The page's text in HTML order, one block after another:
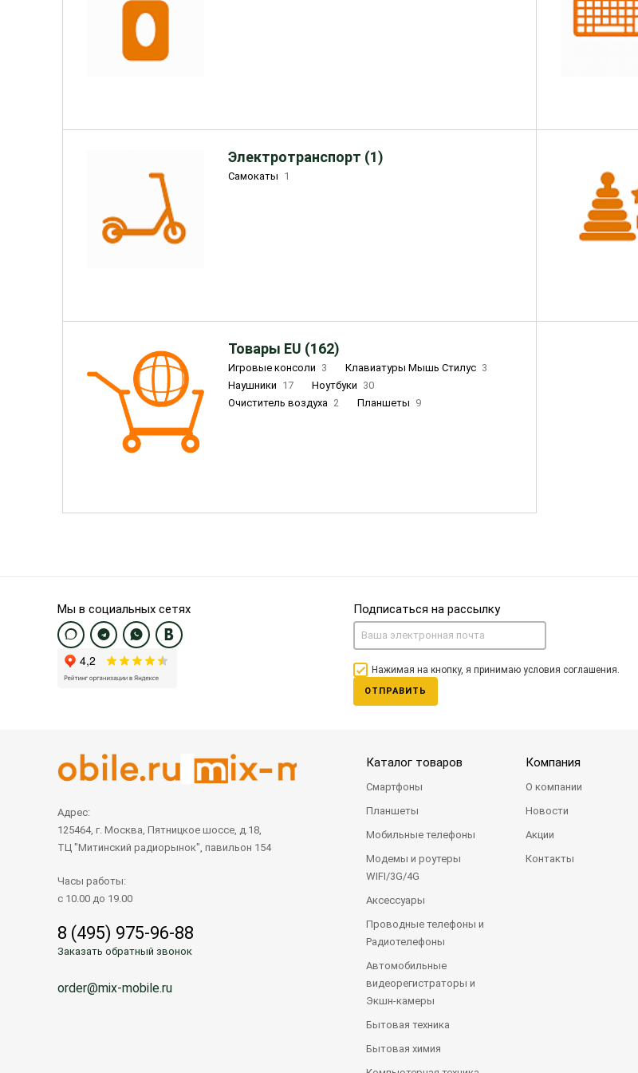
Электротранспорт (1)
Самокаты 1
Товары EU (162)
Игровые консоли 3 Клавиатуры Мышь Стилус 3
Наушники 17 Ноутбуки 30
Очиститель воздуха 2 Планшеты 9
Мы в социальных сетях Подписаться на рассылку
Нажимая на кнопку, я принимаю условия соглашения.
ОТПРАВИТЬ
Адрес:
125464, г. Москва, Пятницкое шоссе, д.18,
ТЦ "Митинский радиорынок", павильон 154
Часы работы:
с 10.00 до 19.00
8 (495) 975-96-88
Заказать обратный звонок
order@mix-mobile.ru
Каталог товаров
Смартфоны
Планшеты
Мобильные телефоны
Модемы и роутеры
WIFI/3G/4G
Аксессуары
Проводные телефоны и
Радиотелефоны
Автомобильные
видеорегистраторы и
Экшн-камеры
Бытовая техника
Бытовая химия
Компания
О компании
Новости
Акции
Контакты